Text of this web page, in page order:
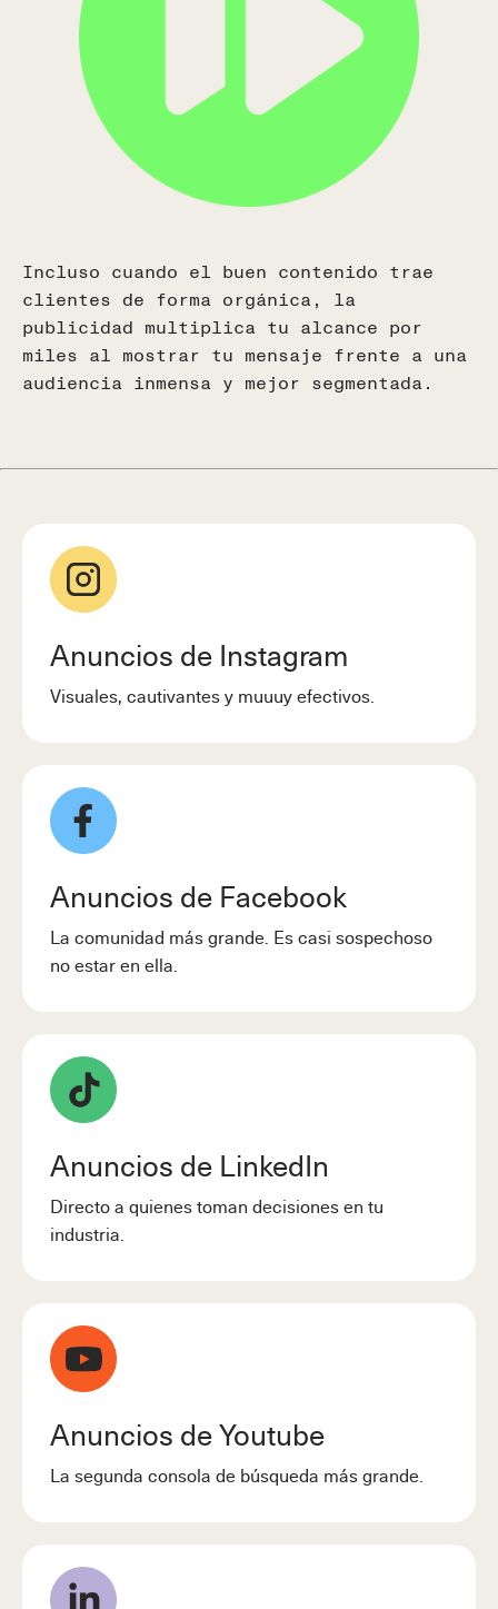
España
Calle Real, 59, 29680
Estepona, Málaga, España
(+34) 951 506 132
Chile
Incluso cuando el buen contenido trae
clientes de forma orgánica, la
publicidad multiplica tu alcance por
miles al mostrar tu mensaje frente a una
audiencia inmensa y mejor segmentada.
Anuncios de Instagram
Visuales, cautivantes y muuuy efectivos.
Anuncios de Facebook
La comunidad más grande. Es casi sospechoso
no estar en ella.
Anuncios de LinkedIn
Directo a quienes toman decisiones en tu
industria.
Anuncios de Youtube
La segunda consola de búsqueda más grande.